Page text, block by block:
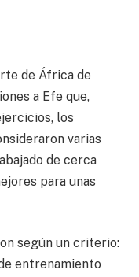
de África de
a Efe que,
los
varias
de cerca
para unas
según un criterio:
entrenamiento